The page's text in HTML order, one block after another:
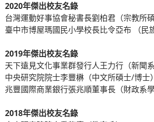
2020年傑出校友名錄
台灣運動好事協會秘書長劉柏君（宗教所碩
臺中市博屋瑪國民小學校長比令亞布 （民
2019年傑出校友名錄
天下遠見文化事業群發行人王力行（新聞系
中央研究院院士李豐楙（中文所碩士/博士）
兆豐國際商業銀行張兆順董事長（財政系學
2018年傑出校友名錄